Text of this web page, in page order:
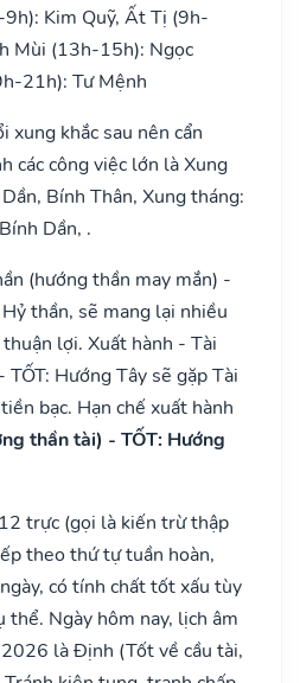
Kim Quỹ, Ất Tị (9h-
Mùi (13h-15h): Ngọc
21h): Tư Mệnh
xung khắc sau nên cẩn
các công việc lớn là Xung
Bính Thân, Xung tháng:
Dần, .
(hướng thần may mắn) -
thần, sẽ mang lại nhiều
lợi. Xuất hành - Tài
Hướng Tây sẽ gặp Tài
bạc. Hạn chế xuất hành
thần tài) - TỐT: Hướng
trực (gọi là kiến trừ thập
theo thứ tự tuần hoàn,
có tính chất tốt xấu tùy
thể. Ngày hôm nay, lịch âm
là Định (Tốt về cầu tài,